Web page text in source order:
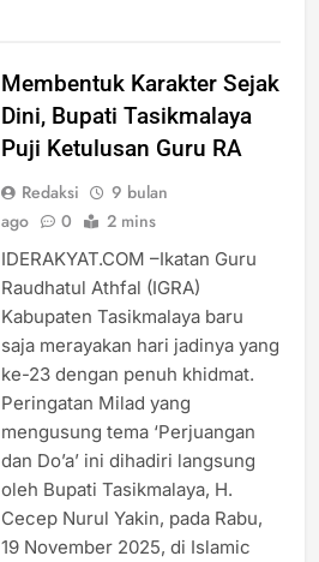
Membentuk Karakter Sejak
Dini, Bupati Tasikmalaya
Puji Ketulusan Guru RA
Redaksi
9 bulan
ago
0 2 mins
IDERAKYAT.COM –Ikatan Guru
Raudhatul Athfal (IGRA)
Kabupaten Tasikmalaya baru
saja merayakan hari jadinya yang
ke-23 dengan penuh khidmat.
Peringatan Milad yang
mengusung tema ‘Perjuangan
dan Do’a’ ini dihadiri langsung
oleh Bupati Tasikmalaya, H.
Cecep Nurul Yakin, pada Rabu,
19 November 2025, di Islamic